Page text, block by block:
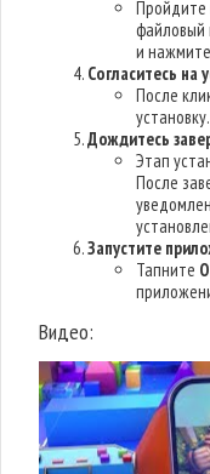
файловый
и
Согласитесь на
После
Дождитесь
Этап
После
Запустите
Тапните
Видео: